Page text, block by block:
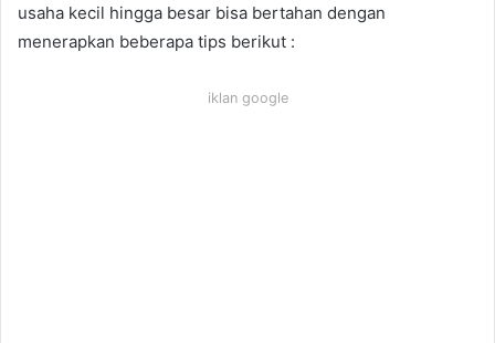
usaha kecil hingga besar bisa bertahan dengan
menerapkan beberapa tips berikut :
iklan google